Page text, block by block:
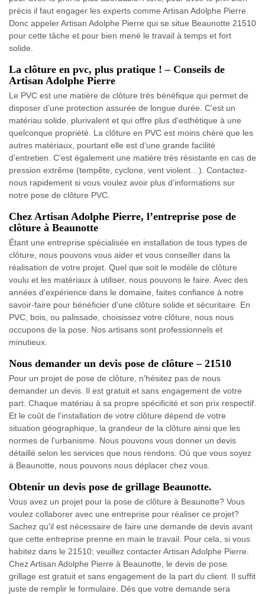
précis il faut engager les experts comme Artisan Adolphe Pierre.
Donc appeler Artisan Adolphe Pierre qui se situe Beaunotte 21510
pour cette tâche et pour bien mené le travail à temps et fort
solide.
La clôture en pvc, plus pratique ! – Conseils de
Artisan Adolphe Pierre
Le PVC est une matière de clôture très bénéfique qui permet de
disposer d’une protection assurée de longue durée. C'est un
matériau solide, plurivalent et qui offre plus d'esthétique à une
quelconque propriété. La clôture en PVC est moins chère que les
autres matériaux, pourtant elle est d’une grande facilité
d'entretien. C’est également une matière très résistante en cas de
pression extrême (tempête, cyclone, vent violent…). Contactez-
nous rapidement si vous voulez avoir plus d'informations sur
notre pose de clôture PVC.
Chez Artisan Adolphe Pierre, l’entreprise pose de
clôture à Beaunotte
Étant une entreprise spécialisée en installation de tous types de
clôture, nous pouvons vous aider et vous conseiller dans la
réalisation de votre projet. Quel que soit le modèle de clôture
voulu et les matériaux à utiliser, nous pouvons le faire. Avec des
années d'expérience dans le domaine, faites confiance à notre
savoir-faire pour bénéficier d'une clôture solide et sécuritaire. En
PVC, bois, ou palissade, choisissez votre clôture, nous nous
occupons de la pose. Nos artisans sont professionnels et
minutieux.
Nous demander un devis pose de clôture – 21510
Pour un projet de pose de clôture, n'hésitez pas de nous
demander un devis. Il est gratuit et sans engagement de votre
part. Chaque matériau à sa propre spécificité et son prix respectif.
Et le coût de l'installation de votre clôture dépend de votre
situation géographique, la grandeur de la clôture ainsi que les
normes de l'urbanisme. Nous pouvons vous donner un devis
détaillé selon les services que nous rendons. Où que vous soyez
à Beaunotte, nous pouvons nous déplacer chez vous.
Obtenir un devis pose de grillage Beaunotte.
Vous avez un projet pour la pose de clôture à Beaunotte? Vous
voulez collaborer avec une entreprise pour réaliser ce projet?
Sachez qu'il est nécessaire de faire une demande de devis avant
que cette entreprise prenne en main le travail. Pour cela, si vous
habitez dans le 21510; veuillez contacter Artisan Adolphe Pierre.
Chez Artisan Adolphe Pierre à Beaunotte, le devis de pose
grillage est gratuit et sans engagement de la part du client. Il suffit
juste de remplir le formulaire. Dès que votre demande sera